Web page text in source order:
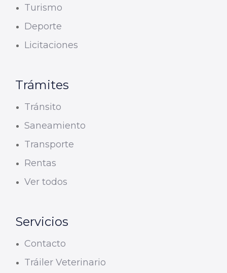
Turismo
Deporte
Licitaciones
Trámites
Tránsito
Saneamiento
Transporte
Rentas
Ver todos
Servicios
Contacto
Tráiler Veterinario